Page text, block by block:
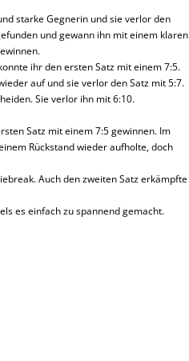
starke Gegnerin und sie verlor den
und gewann ihn mit einem klaren
ihr den ersten Satz mit einem 7:5.
auf und sie verlor den Satz mit 5:7.
Sie verlor ihn mit 6:10.
Satz mit einem 7:5 gewinnen. Im
Rückstand wieder aufholte, doch
Auch den zweiten Satz erkämpfte
es einfach zu spannend gemacht.